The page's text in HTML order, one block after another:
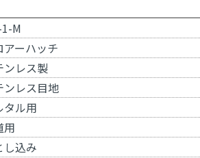
M
アーハッチ
ンレス製
ンレス目地
タル用
用
し込み